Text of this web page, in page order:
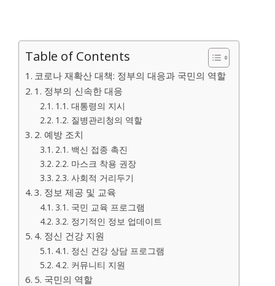
Table of Contents
코로나 재확산 대책: 정부의 대응과 국민의 역할
1. 정부의 신속한 대응
1.1. 대통령의 지시
1.2. 질병관리청의 역할
2. 예방 조치
2.1. 백신 접종 촉진
2.2. 마스크 착용 권장
2.3. 사회적 거리두기
3. 정보 제공 및 교육
3.1. 국민 교육 프로그램
3.2. 정기적인 정보 업데이트
4. 정신 건강 지원
4.1. 정신 건강 상담 프로그램
4.2. 커뮤니티 지원
5. 국민의 역할